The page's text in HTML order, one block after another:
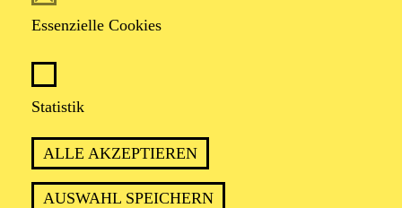
Essenzielle Cookies
Statistik
ALLE AKZEPTIEREN
AUSWAHL SPEICHERN
ERLEBEN SIE HITS WIE „WE WILL
UND „BOHEMIAN RHAPSODY“ MIT
AUGEN UND OHREN NEU!